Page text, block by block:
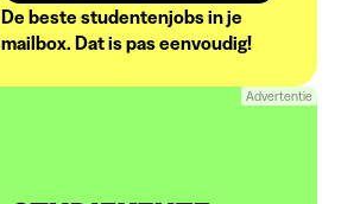
De beste studentenjobs in je
mailbox. Dat is pas eenvoudig!
Advertentie